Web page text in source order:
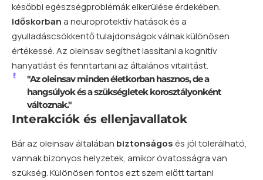
későbbi egészségproblémák elkerülése érdekében.
Időskorbana neuroprotektív hatások és a
gyulladáscsökkentő tulajdonságok válnak különösen
értékessé. Az oleinsav segíthet lassítani a kognitív
hanyatlást és fenntartani az általános vitalitást.
"Az oleinsav minden életkorban hasznos, de a
hangsúlyok és a szükségletek korosztályonként
változnak."
Interakciók és ellenjavallatok
Bár az oleinsav általában biztonságosés jól tolerálható,
vannak bizonyos helyzetek, amikor óvatosságra van
szükség. Különösen fontos ezt szem előtt tartani